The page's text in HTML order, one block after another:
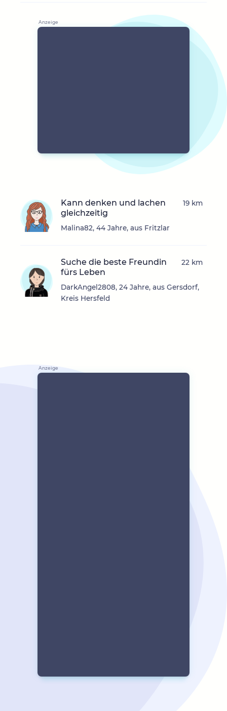
Kann denken und lachen
gleichzeitig
Malina82, 44 Jahre, aus Fritzlar
19 km
Suche die beste Freundin
fürs Leben
DarkAngel2808, 24 Jahre, aus Gersdorf,
Kreis Hersfeld
22 km